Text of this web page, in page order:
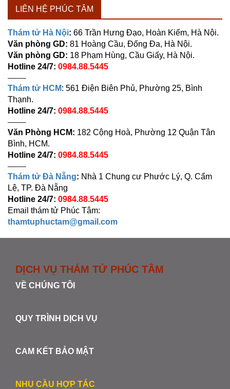
LIÊN HỆ PHÚC TÂM
Thám tử Hà Nội: 66 Trần Hưng Đạo, Hoàn Kiếm, Hà Nội.
Văn phòng GD: 81 Hoàng Cầu, Đống Đa, Hà Nội.
Văn phòng GD: 18 Phạm Hùng, Cầu Giấy, Hà Nội.
Hotline 24/7: 0984.88.5445
——–
Thám tử HCM: 561 Điện Biên Phủ, Phường 25, Bình
Thạnh.
Hotline 24/7: 0984.88.5445
——–
Văn Phòng HCM: 182 Cộng Hoà, Phường 12 Quận Tân
Bình, HCM.
Hotline 24/7: 0984.88.5445
——–
Thám tử Đà Nẵng: Nhà 1 Chung cư Phước Lý, Q. Cẩm
Lệ, TP. Đà Nẵng
Hotline 24/7: 0984.88.5445
Email thám tử Phúc Tâm:
thamtuphuctam@gmail.com
DỊCH VỤ THÁM TỬ PHÚC TÂM
VỀ CHÚNG TÔI
QUY TRÌNH DỊCH VỤ
CAM KẾT BẢO MẬT
NHU CẦU HỢP TÁC